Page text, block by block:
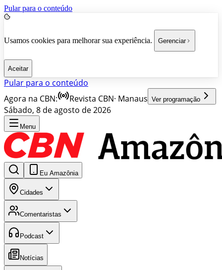
Pular para o conteúdo
Usamos cookies para melhorar sua experiência. Gerenciar
Aceitar
Pular para o conteúdo
Agora na CBN:
Revista CBN· Manaus Ver programação
Sábado, 8 de agosto de 2026
Menu
Eu Amazônia
Cidades
Comentaristas
Podcast
Notícias